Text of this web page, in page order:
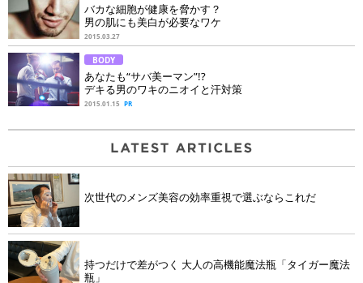
バカな細胞が健康を脅かす？
男の肌にも美白が必要なワケ
2015.03.27
BODY
あなたも“サバ美ーマン”!?
デキる男のワキのニオイと汗対策
2015.01.15 PR
次世代のメンズ美容の効率重視で選ぶならこれだ
持つだけで差がつく 大人の高機能魔法瓶「タイガー魔法
瓶」